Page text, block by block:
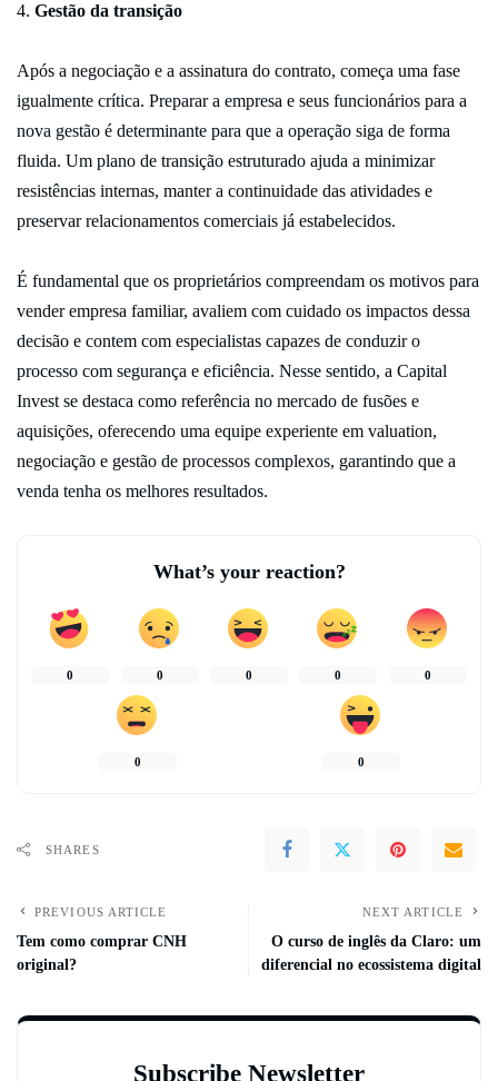
Gestão da transição
Após a negociação e a assinatura do contrato, começa uma fase
igualmente crítica. Preparar a empresa e seus funcionários para a
nova gestão é determinante para que a operação siga de forma
fluida. Um plano de transição estruturado ajuda a minimizar
resistências internas, manter a continuidade das atividades e
preservar relacionamentos comerciais já estabelecidos.
É fundamental que os proprietários compreendam os motivos para
vender empresa familiar, avaliem com cuidado os impactos dessa
decisão e contem com especialistas capazes de conduzir o
processo com segurança e eficiência. Nesse sentido, a Capital
Invest se destaca como referência no mercado de fusões e
aquisições, oferecendo uma equipe experiente em valuation,
negociação e gestão de processos complexos, garantindo que a
venda tenha os melhores resultados.
What’s your reaction?
0 0 0 0 0
0 0
SHARES
PREVIOUS ARTICLE
Tem como comprar CNH
original?
NEXT ARTICLE
O curso de inglês da Claro: um
diferencial no ecossistema digital
Subscribe Newsletter